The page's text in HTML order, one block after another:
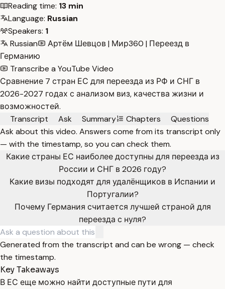
Reading time: 13 min
Language: Russian
Speakers: 1
Russian
Артём Шевцов | Мир360 | Переезд в
Германию
Transcribe a YouTube Video
Сравнение 7 стран ЕС для переезда из РФ и СНГ в
2026-2027 годах с анализом виз, качества жизни и
возможностей.
Transcript
Ask Summary Chapters
Questions
Ask about this video. Answers come from its transcript only
— with the timestamp, so you can check them.
Какие страны ЕС наиболее доступны для переезда из
России и СНГ в 2026 году?
Какие визы подходят для удалёнщиков в Испании и
Португалии?
Почему Германия считается лучшей страной для
переезда с нуля?
Generated from the transcript and can be wrong — check
the timestamp.
Key Takeaways
В ЕС еще можно найти доступные пути для